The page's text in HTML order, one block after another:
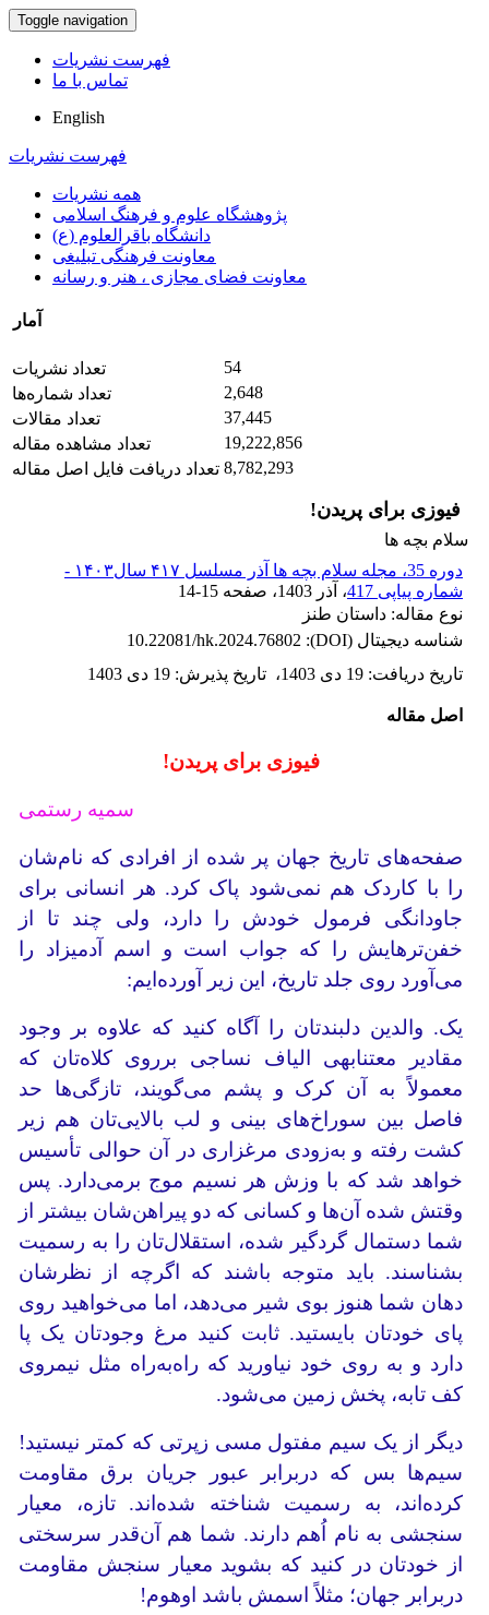
Toggle navigation
فهرست نشریات
تماس با ما
English
فهرست نشریات
همه نشریات
پژوهشگاه علوم و فرهنگ اسلامی
دانشگاه باقرالعلوم (ع)
معاونت فرهنگی تبلیغی
معاونت فضای مجازی ، هنر و رسانه
آمار
تعداد نشریات
54
تعداد شماره‌ها
2,648
تعداد مقالات
37,445
تعداد مشاهده مقاله
19,222,856
تعداد دریافت فایل اصل مقاله 8,782,293
فیوزی برای پریدن!
سلام بچه ها
دوره 35، مجله سلام بچه ها آذر مسلسل ۴۱۷ سال۱۴۰۳ -
شماره پیاپی 417
، آذر 1403 ، صفحه 14-15
نوع مقاله: داستان طنز
شناسه دیجیتال (DOI):
10.22081/hk.2024.76802
تاریخ دریافت: 19 دی 1403 ، تاریخ پذیرش: 19 دی 1403
اصل مقاله
فیوزی برای پریدن!
سمیه رستمی
صفحه‌های تاریخ جهان پر شده از افرادی که نام‌شان
را با کاردک هم نمی‌شود پاک کرد. هر انسانی برای
جاودانگی فرمول خودش را دارد، ولی چند تا از
خفن‌ترهایش را که جواب است و اسم آدمیزاد را
می‌آورد روی جلد تاریخ، این زیر آورده‌ایم:
یک. والدین‌ دلبندتان را آگاه کنید که علاوه بر وجود
مقادیر معتنابهی الیاف نساجی برروی کلاه‌تان که
معمولاً به آن کرک و پشم می‌گویند، تازگی‌ها حد
فاصل بین سوراخ‌های بینی و لب بالایی‌تان هم زیر
کشت رفته و به‌زودی مرغزاری در آن حوالی تأسیس
خواهد شد که با وزش هر نسیم موج برمی‌دارد. پس
وقتش شده آن‌ها و کسانی که دو پیراهن‌شان بیشتر از
شما دستمال گردگیر شده، استقلال‌تان را به رسمیت
بشناسند. باید متوجه باشند که اگرچه از نظرشان
دهان شما هنوز بوی شیر می‌دهد، اما می‌خواهید روی
پای خودتان بایستید. ثابت کنید مرغ وجودتان یک پا
دارد و به روی خود نیاورید که راه‌به‌راه مثل نیمروی
کف تابه، پخش زمین می‌شود.
دیگر از یک سیم مفتول مسی زپرتی که کمتر نیستید!
سیم‌ها بس که دربرابر عبور جریان برق مقاومت
کرده‌اند، به رسمیت شناخته شده‌اند. تازه، معیار
سنجشی به نام اُهم دارند. شما هم آن‌قدر سرسختی
از خودتان در کنید که بشوید معیار سنجش مقاومت
دربرابر جهان؛ مثلاً اسمش باشد اوهوم!